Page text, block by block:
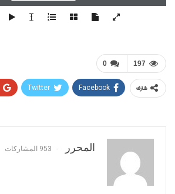
0 197
شارك Facebook
Twitter
المحرر 953 المشاركات